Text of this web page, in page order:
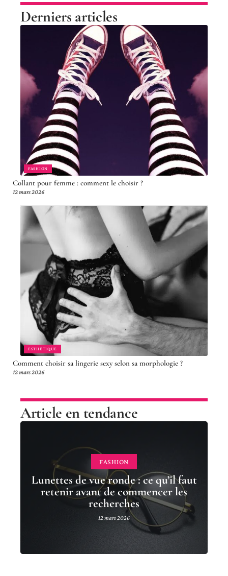
Derniers articles
FASHION
Collant pour femme : comment le choisir ?
12 mars 2026
ESTHÉTIQUE
Comment choisir sa lingerie sexy selon sa morphologie ?
12 mars 2026
Article en tendance
FASHION
Lunettes de vue ronde : ce qu’il faut
retenir avant de commencer les
recherches
12 mars 2026